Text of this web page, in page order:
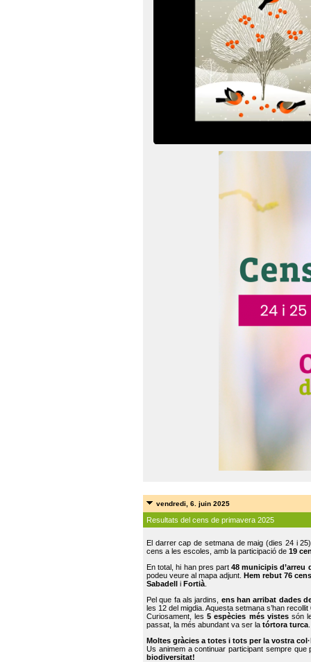
vendredi, 6. juin 2025
Resultats del cens de primavera 2025
El darrer cap de setmana de maig (dies 24 i
cens a les escoles, amb la participació de 19
En total, hi han pres part48 municipis d’arreu
podeu veure al mapa adjunt. Hem rebut 76
Sabadell i Fortià
Pel que fa als jardins, ens han arribat dades
les 12 del migdia. Aquesta setmana s’han recollit
Curiosament, les5 espècies més vistessón
passat, la més abundant va ser la tórtora turca
Moltes gràcies a totes i tots per la vostra
Us animem a continuar participant sempre que
biodiversitat!